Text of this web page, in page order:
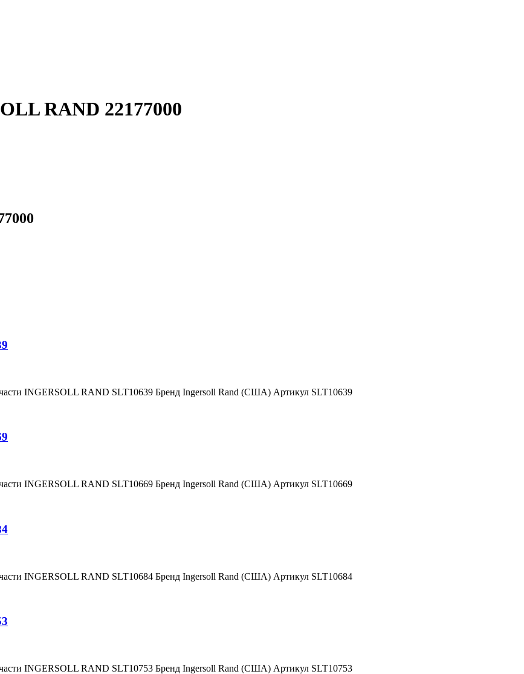
RAND 22177000
INGERSOLL RAND SLT10639 Бренд Ingersoll Rand (США) Артикул SLT10639
INGERSOLL RAND SLT10669 Бренд Ingersoll Rand (США) Артикул SLT10669
INGERSOLL RAND SLT10684 Бренд Ingersoll Rand (США) Артикул SLT10684
INGERSOLL RAND SLT10753 Бренд Ingersoll Rand (США) Артикул SLT10753